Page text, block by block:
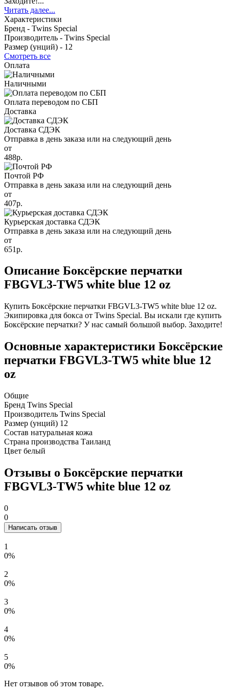
Читать далее...
Характеристики
Бренд - Twins Special
Производитель - Twins Special
Размер (унций) - 12
Смотреть все
Оплата
Наличными
Оплата переводом по СБП
Доставка
Доставка СДЭК
Отправка в день заказа или на следующий день
от
488р.
Почтой РФ
Отправка в день заказа или на следующий день
от
407р.
Курьерская доставка СДЭК
Отправка в день заказа или на следующий день
от
651р.
Описание Боксёрские перчатки
FBGVL3-TW5 white blue 12 oz
Купить Боксёрские перчатки FBGVL3-TW5 white blue 12 oz.
Экипировка для бокса от Twins Special. Вы искали где купить
Боксёрские перчатки? У нас самый большой выбор. Заходите!
Основные характеристики Боксёрские
перчатки FBGVL3-TW5 white blue 12
oz
Общие
Бренд Twins Special
Производитель Twins Special
Размер (унций) 12
Состав натуральная кожа
Страна производства Таиланд
Цвет белый
Отзывы о Боксёрские перчатки
FBGVL3-TW5 white blue 12 oz
0
0
Написать отзыв
1
0%
2
0%
3
0%
4
0%
5
0%
Нет отзывов об этом товаре.